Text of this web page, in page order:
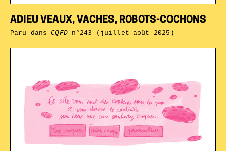
ADIEU VEAUX, VACHES, ROBOTS-COCHONS
Paru dansCQFDn°243 (juillet-août 2025)